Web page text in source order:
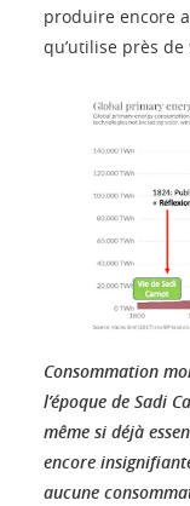
produire encore
qu’utilise près de
Consommation
l’époque de Sadi
même si déjà
encore
aucune